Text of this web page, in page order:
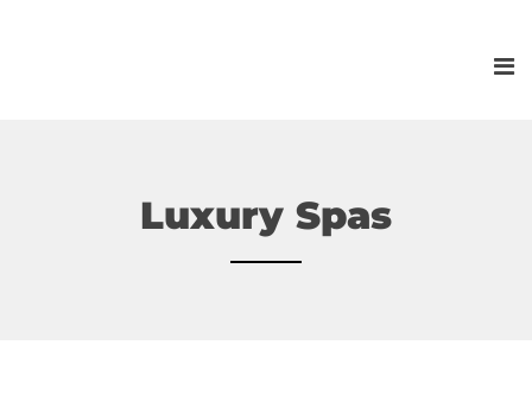
Luxury Spas